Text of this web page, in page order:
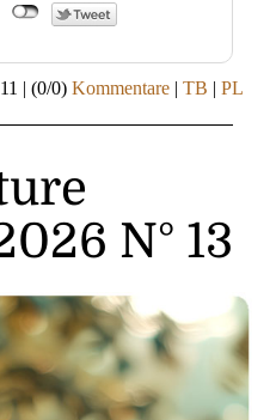
| (0/0) Kommentare | TB | PL
N° 13